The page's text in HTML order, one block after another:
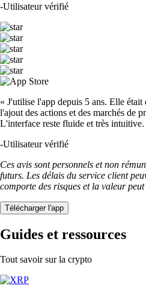
-Utilisateur vérifié
« J'utilise l'app depuis 5 ans. Elle
l'ajout des actions et des marchés de
L'interface reste fluide et très intuitive.
-Utilisateur vérifié
Ces avis sont personnels et non
futurs. Les délais du service client
comporte des risques et la valeur
Télécharger l'app
Guides et ressources
Tout savoir sur la crypto